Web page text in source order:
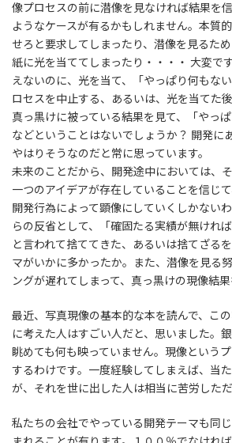
像プロセスの前に潜像を見なければ結果を
ようなケースが有るかもしれません。本質
せろと要求してしまったり、潜像を見るた
紙に光を当ててしまったり・・・・ 大変で
えないのに、光を当て、「やっぱり何もな
ロセスを中止する、あるいは、光を当てた
真っ黒けに被っている結果を見て、「やっぱ
などということはないでしょうか？ 開発に
やはりそうなのだと常に思っています。
未来のことだから、開発途中においては、
一つのアイデアが存在していることを信じ
開発行為によって顕像にしていくしかない
らの反省として、「確固たる実績が無けれ
と言われて捨ててきた、あるいは捨てざる
マがいかに多かったか。また、潜像を見る
ングが遅れてしまって、真っ黒けの現像結果
最近、写真現像の基本的な本を読んで、こ
に考えた人はすごい人だと、思いました。
眺めても何も映っていません。現像という
するわけです。一度経験してしまえば、当
が、それを世に出した人は相当に苦労しただ
私たちの会社でやっている開発テーマも同